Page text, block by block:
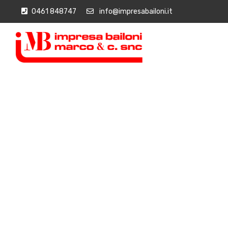
0461 848747 info@impresabailoni.it